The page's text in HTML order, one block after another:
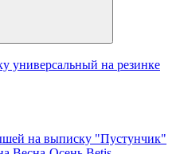
универсальный на резинке